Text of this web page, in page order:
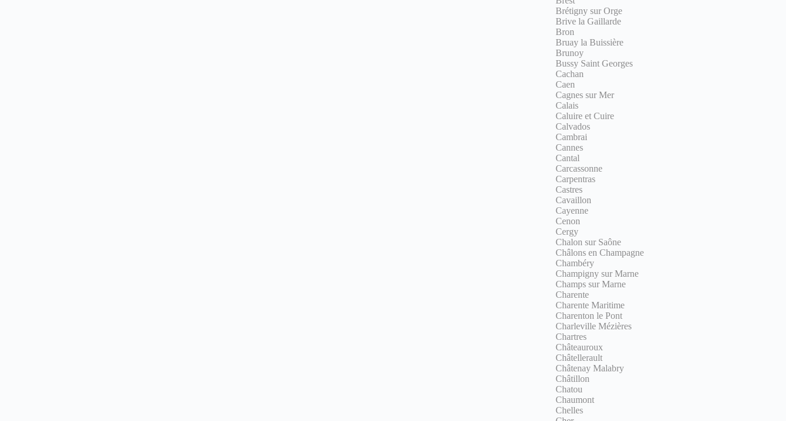
Brétigny sur Orge
Brive la Gaillarde
Bron
Bruay la Buissière
Brunoy
Bussy Saint Georges
Cachan
Caen
Cagnes sur Mer
Calais
Caluire et Cuire
Calvados
Cambrai
Cannes
Cantal
Carcassonne
Carpentras
Castres
Cavaillon
Cayenne
Cenon
Cergy
Chalon sur Saône
Châlons en Champagne
Chambéry
Champigny sur Marne
Champs sur Marne
Charente
Charente Maritime
Charenton le Pont
Charleville Mézières
Chartres
Châteauroux
Châtellerault
Châtenay Malabry
Châtillon
Chatou
Chaumont
Chelles